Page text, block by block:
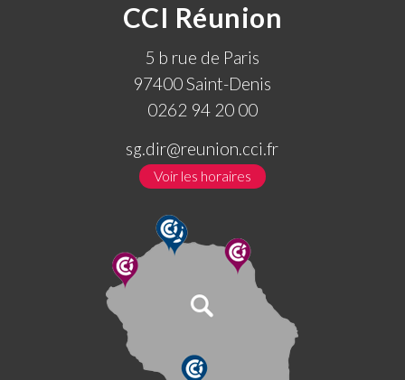
CCI Réunion
5 b rue de Paris
97400 Saint-Denis
0262 94 20 00
sg.dir@reunion.cci.fr
Voir les horaires